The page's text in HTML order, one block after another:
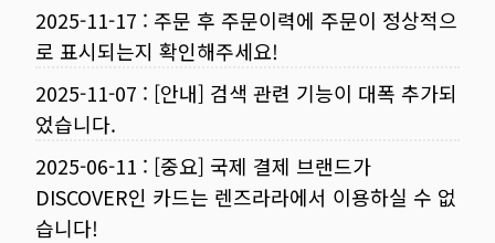
2025-11-17 : 주문 후 주문이력에 주문이 정상적으
로 표시되는지 확인해주세요!
2025-11-07 : [안내] 검색 관련 기능이 대폭 추가되
었습니다.
2025-06-11 : [중요] 국제 결제 브랜드가
DISCOVER인 카드는 렌즈라라에서 이용하실 수 없
습니다!